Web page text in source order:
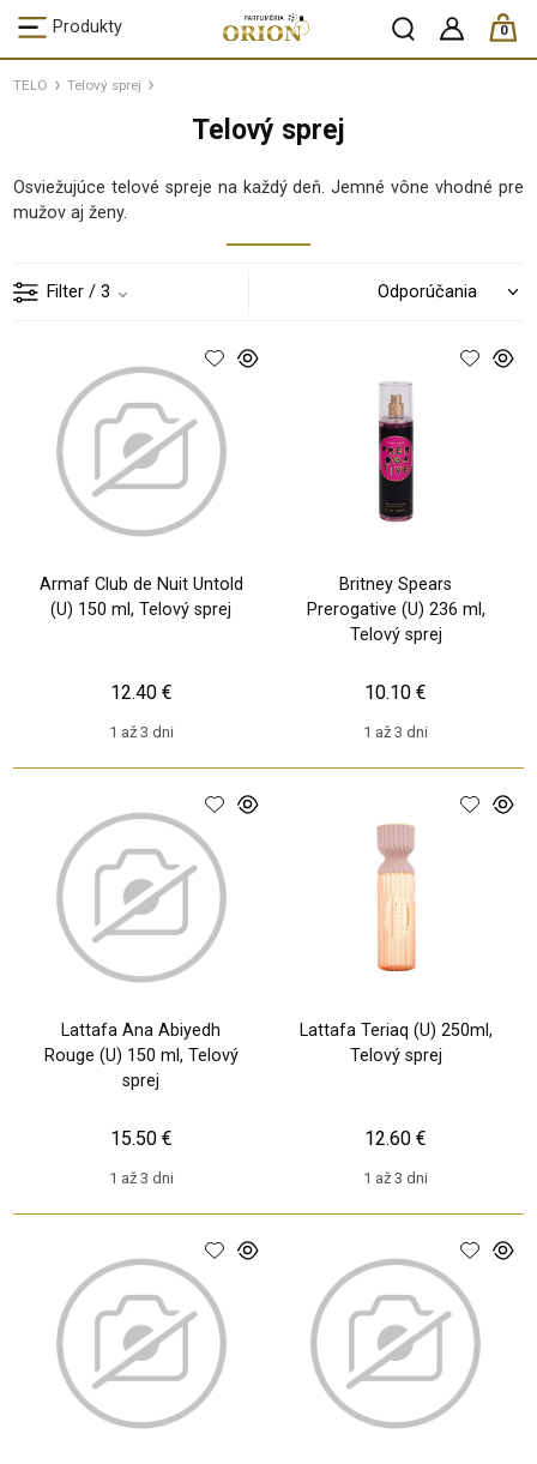
Produkty 0
ks /
TELO Telový sprej
Telový sprej
Osviežujúce telové spreje na každý deň. Jemné vône vhodné pre
mužov aj ženy.
Filter / 3
Armaf Club de Nuit Untold
(U) 150 ml, Telový sprej
1 až 3 dni
12.40 €
Britney Spears
Prerogative (U) 236 ml,
Telový sprej
1 až 3 dni
10.10 €
Lattafa Ana Abiyedh
Rouge (U) 150 ml, Telový
sprej
1 až 3 dni
15.50 €
Lattafa Teriaq (U) 250ml,
Telový sprej
1 až 3 dni
12.60 €